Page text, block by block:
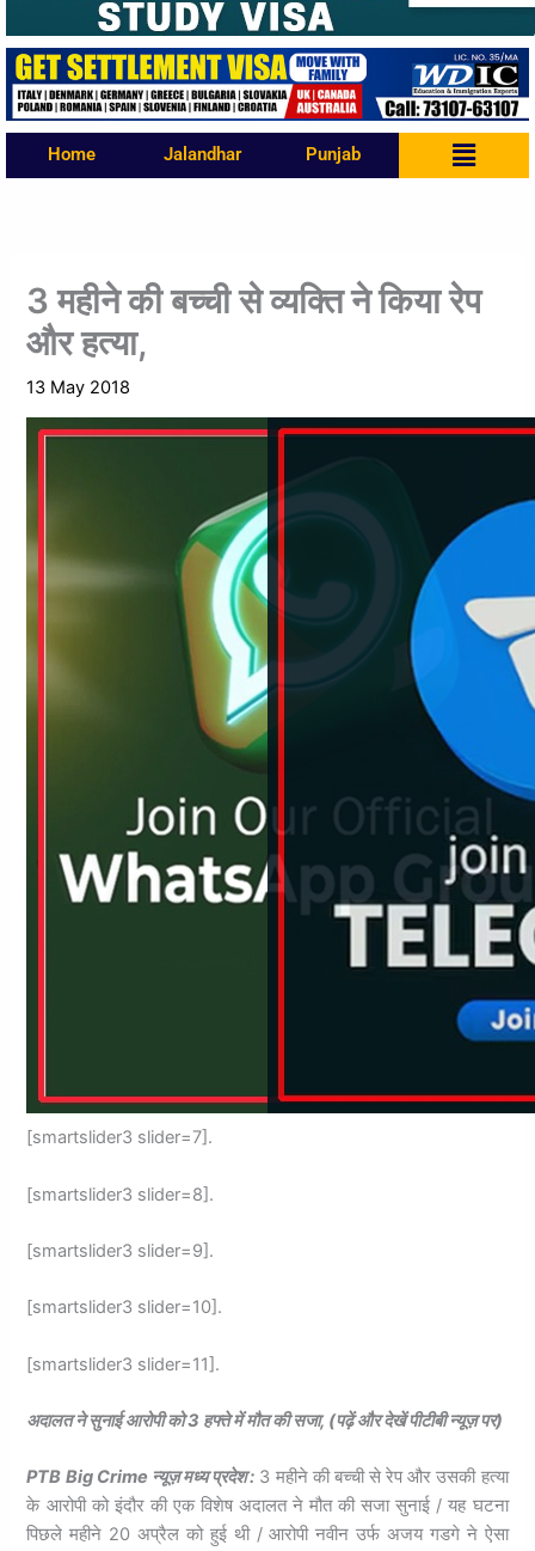
Home Jalandhar Punjab Menu
3 महीने की बच्ची से व्यक्ति ने किया रेप
और हत्या,
13 May 2018
[smartslider3 slider=7].
[smartslider3 slider=8].
[smartslider3 slider=9].
[smartslider3 slider=10].
[smartslider3 slider=11].
अदालत ने सुनाई आरोपी को 3 हफ्ते में मौत की सजा, (पढ़ें और देखें पीटीबी न्यूज़ पर)
PTB Big Crime न्यूज़ मध्य प्रदेश : 3 महीने की बच्ची से रेप और उसकी हत्या
के आरोपी को इंदौर की एक विशेष अदालत ने मौत की सजा सुनाई / यह घटना
पिछले महीने 20 अप्रैल को हुई थी / आरोपी नवीन उर्फ अजय गडगे ने ऐसा